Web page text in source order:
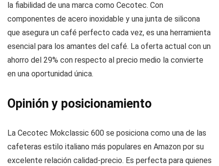
la fiabilidad de una marca como Cecotec. Con
componentes de acero inoxidable y una junta de silicona
que asegura un café perfecto cada vez, es una herramienta
esencial para los amantes del café. La oferta actual con un
ahorro del 29% con respecto al precio medio la convierte
en una oportunidad única.
Opinión y posicionamiento
La Cecotec Mokclassic 600 se posiciona como una de las
cafeteras estilo italiano más populares en Amazon por su
excelente relación calidad-precio. Es perfecta para quienes